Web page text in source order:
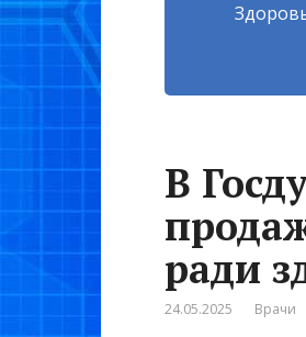
В
ради
24.05.2025 Врачи